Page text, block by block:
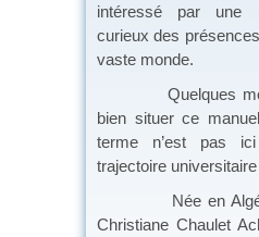
intéressé par une
curieux des
vaste monde.
Quelques mots
bien situer ce
terme n’est pas
trajectoire
Née en Algérie
Christiane Chaulet